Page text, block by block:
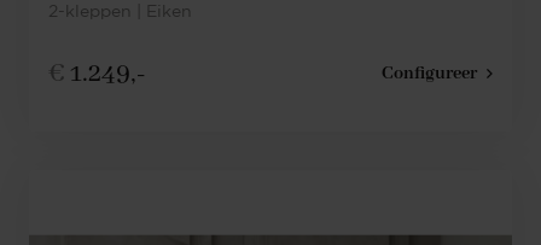
2-kleppen | Eiken
€ 1.249,- Configureer